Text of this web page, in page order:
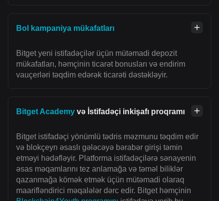
Bol kampaniya mükafatları
Bitget yeni istifadəçilər üçün mütəmadi depozit
mükafatları, həmçinin ticarət bonusları və endirim
vauçerləri təqdim edərək ticarəti dəstəkləyir.
Bitget Academy və İstifadəçi inkişafı proqramı
Bitget istifadəçi yönümlü tədris məzmunu təqdim edir
və blokçeyn əsaslı gələcəyə bərabər girişi təmin
etməyi hədəfləyir. Platforma istifadəçilərə sənayenin
əsas məqamlarını tez anlamağa və təməl biliklər
qazanmağa kömək etmək üçün mütəmadi olaraq
maarifləndirici məqalələr dərc edir. Bitget həmçinin